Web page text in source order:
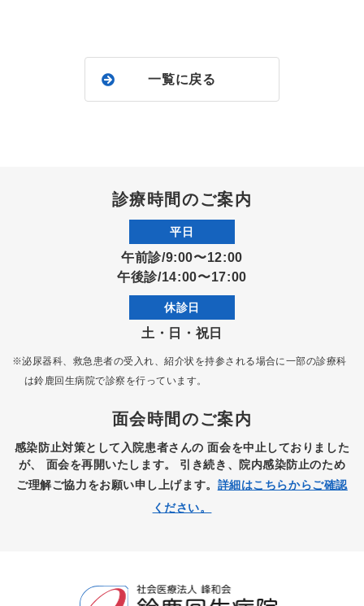
一覧に戻る
診療時間のご案内
平日
午前診/9:00〜12:00
午後診/14:00〜17:00
休診日
土・日・祝日
※泌尿器科、救急患者の受入れ、紹介状を持参される場合に一部の診療科
は鈴鹿回生病院で診察を行っています。
面会時間のご案内
感染防止対策として入院患者さんの面会を中止しておりました
が、 面会を再開いたします。 引き続き、院内感染防止のため
ご理解ご協力をお願い申し上げます。 詳細はこちらからご確認
ください。